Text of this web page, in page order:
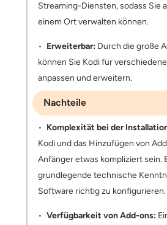
Streaming-Diensten, sodass Sie
einem Ort verwalten können.
Erweiterbar: Durch die große
können Sie Kodi für
anpassen und erweitern.
Nachteile
Komplexität bei der
Kodi und das Hinzufügen von
Anfänger etwas kompliziert sein.
grundlegende technische
Software richtig zu konfigurieren.
Verfügbarkeit von Add-ons: